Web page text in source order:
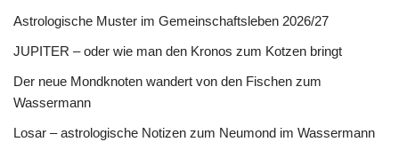
Astrologische Muster im Gemeinschaftsleben 2026/27
JUPITER – oder wie man den Kronos zum Kotzen bringt
Der neue Mondknoten wandert von den Fischen zum
Wassermann
Losar – astrologische Notizen zum Neumond im Wassermann